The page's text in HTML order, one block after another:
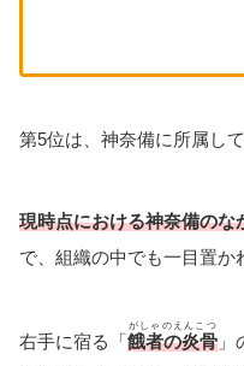
第5位は、神奈備に所属し
現時点における神奈備のな
で、組織の中でも一目置か
右手に宿る「餓者の炎骨
がしゃのえんこつ